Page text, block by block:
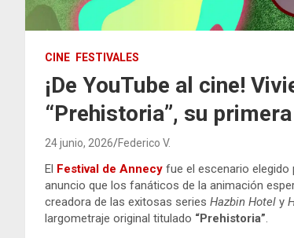
CINE FESTIVALES
¡De YouTube al cine!
“Prehistoria”, su
24 junio, 2026 Federico V.
El Festival de Annecy fue el escenario elegido
anuncio que los fanáticos de la animación
creadora de las exitosas series Hazbin Hotel y
largometraje original titulado “Prehistoria”.